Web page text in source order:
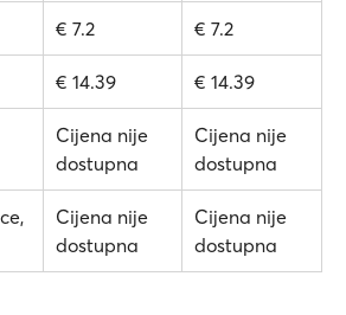
€ 7.2 € 7.2
€ 14.39 € 14.39
Cijena nije
dostupna
Cijena nije
dostupna
Cijena nije
dostupna
Cijena nije
dostupna